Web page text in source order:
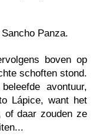
Panza.
boven op
schoften stond.
avontuur,
Lápice, want het
of daar zouden ze